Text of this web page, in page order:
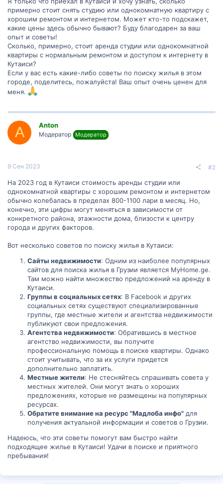
примерно стоит снять студию или однокомнатную квартиру с
хорошим ремонтом и интернетом. Может кто-то подскажет,
какие цены здесь обычно бывают? Буду благодарен за ваш
опыт и советы!
Сколько, примерно, стоит аренда студии или однокомнатной
квартиры с нормальным ремонтом и доступом к интернету в
Кутаиси?
Если у вас есть какие-либо советы по поиску жилья в этом
городе, поделитесь, пожалуйста! Ваш опыт очень ценен для
меня.
A Anton
Модератор Модератор
9 Сен 2023 #2
На 2023 год в Кутаиси стоимость аренды студии или
однокомнатной квартиры с хорошим ремонтом и интернетом
обычно колебалась в пределах 800-1100 лари в месяц. Но,
конечно, эти цифры могут меняться в зависимости от
конкретного района, этажности дома, близости к центру
города и других факторов.
Вот несколько советов по поиску жилья в Кутаиси:
Сайты недвижимости: Одним из наиболее популярных
сайтов для поиска жилья в Грузии является MyHome.ge.
Там можно найти множество предложений на аренду в
Кутаиси.
Группы в социальных сетях: В Facebook и других
социальных сетях существуют специализированные
группы, где местные жители и агентства недвижимости
публикуют свои предложения.
Агентства недвижимости: Обратившись в местное
агентство недвижимости, вы получите
профессиональную помощь в поиске квартиры. Однако
стоит учитывать, что за их услуги придется
дополнительно заплатить.
Местные жители: Не стесняйтесь спрашивать совета у
местных жителей. Они могут знать о хороших
предложениях, которые не размещены на популярных
ресурсах.
Обратите внимание на ресурс "Мадлоба инфо" для
получения актуальной информации и советов о Грузии.
Надеюсь, что эти советы помогут вам быстро найти
подходящее жилье в Кутаиси! Удачи в поиске и приятного
пребывания!